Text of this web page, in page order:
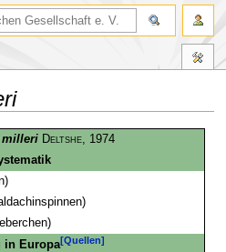
milleri Deltshe , 1974
in Europa[Quellen]